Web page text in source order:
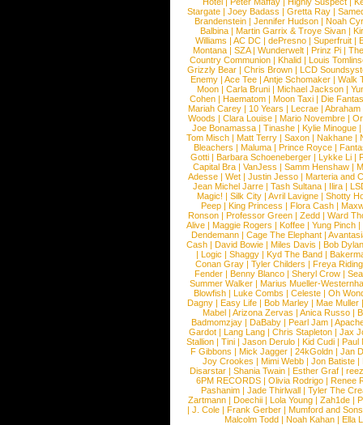
Stargate |Joey Badass |Gretta Ray |
Brandenstein |Jennifer Hudson |Noah
Balbina | Martin Garrix & Troye Sivan |
Williams |AC DC |dePresno |Superfruit |
Montana |SZA|Wunderwelt |Prinz Pi |
Country Communion | Khalid | Louis
Grizzly Bear | Chris Brown | LCD
Enemy | Ace Tee | Antje Schomaker | Walk
Moon |Carla Bruni |Michael Jackson |
Cohen |Haematom |Moon Taxi |Die
Mariah Carey | 10 Years | Lecrae | Abraham
Woods |Clara Louise |Mario Novembre |
Joe Bonamassa | Tinashe | Kylie Minogue |
Tom Misch |Matt Terry |Saxon |Nakhane |
Bleachers | Maluma | Prince Royce |
Gotti |Barbara Schoeneberger |Lykke Li |
Capital Bra |VanJess |Samm Henshaw |
Adesse |Wet |Justin Jesso |Marteria and
Jean Michel Jarre |Tash Sultana | Ilira |
Magic! | Silk City | Avril Lavigne | Shotty
Peep |King Princess |Flora Cash |
Ronson |Professor Green |Zedd |Ward
Alive |Maggie Rogers |Koffee |Yung Pinch |
Dendemann |Cage The Elephant |
Cash | David Bowie | Miles Davis | Bob Dylan
|Logic |Shaggy |Kyd The Band |
Conan Gray |Tyler Childers |Freya
Fender |Benny Blanco |Sheryl Crow |
Summer Walker |Marius Mueller-
Blowfish | Luke Combs | Celeste | Oh
Dagny |Easy Life |Bob Marley |Mae Muller
Mabel |Arizona Zervas |Anica Russo |
Badmomzjay |DaBaby |Pearl Jam |
Gardot | Lang Lang | Chris Stapleton | Jax
Stallion |Tini |Jason Derulo |Kid Cudi |Paul
F Gibbons | Mick Jagger | 24kGoldn | Jan
Joy Crookes | Mimi Webb | Jon Batiste |
Disarstar | Shania Twain | Esther Graf |
6PM RECORDS | Olivia Rodrigo | Renee
Pashanim |Jade Thirlwall |Tyler The
Zartmann | Doechii | Lola Young | Zah1de |
| J. Cole | Frank Gerber | Mumford and Sons
Malcolm Todd | Noah Kahan | Ella